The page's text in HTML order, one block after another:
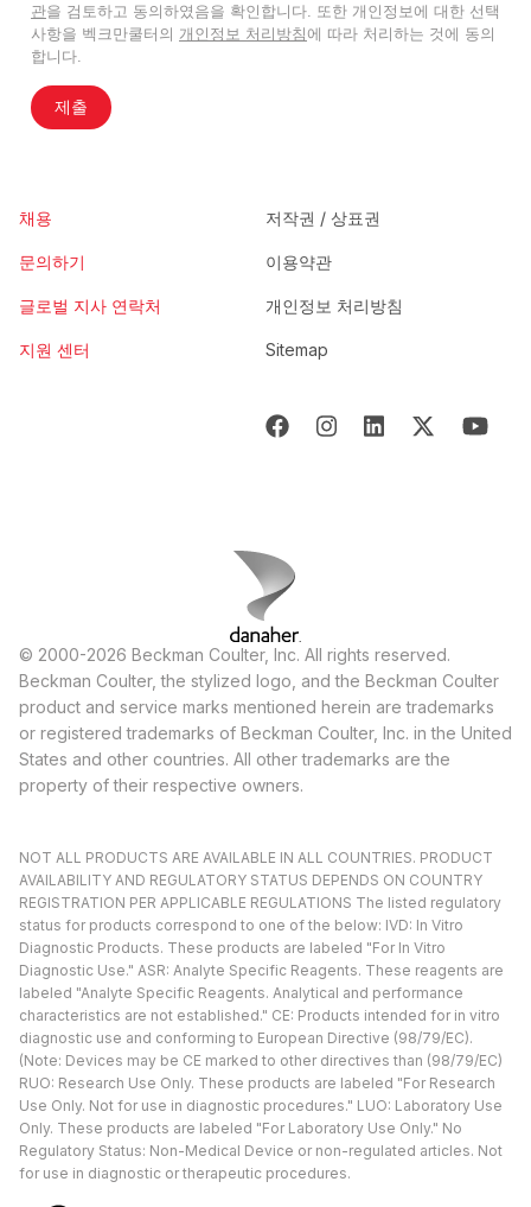
관을 검토하고 동의하였음을 확인합니다. 또한 개인정보에 대한 선택
사항을 벡크만쿨터의 개인정보 처리방침에 따라 처리하는 것에 동의
합니다.
제출
채용
문의하기
글로벌 지사 연락처
지원 센터
저작권 / 상표권
이용약관
개인정보 처리방침
Sitemap
© 2000-2026 Beckman Coulter, Inc. All rights reserved.
Beckman Coulter, the stylized logo, and the Beckman Coulter
product and service marks mentioned herein are trademarks
or registered trademarks of Beckman Coulter, Inc. in the United
States and other countries. All other trademarks are the
property of their respective owners.
NOT ALL PRODUCTS ARE AVAILABLE IN ALL COUNTRIES. PRODUCT
AVAILABILITY AND REGULATORY STATUS DEPENDS ON COUNTRY
REGISTRATION PER APPLICABLE REGULATIONS The listed regulatory
status for products correspond to one of the below: IVD: In Vitro
Diagnostic Products. These products are labeled "For In Vitro
Diagnostic Use." ASR: Analyte Specific Reagents. These reagents are
labeled "Analyte Specific Reagents. Analytical and performance
characteristics are not established." CE: Products intended for in vitro
diagnostic use and conforming to European Directive (98/79/EC).
(Note: Devices may be CE marked to other directives than (98/79/EC)
RUO: Research Use Only. These products are labeled "For Research
Use Only. Not for use in diagnostic procedures." LUO: Laboratory Use
Only. These products are labeled "For Laboratory Use Only." No
Regulatory Status: Non-Medical Device or non-regulated articles. Not
for use in diagnostic or therapeutic procedures.